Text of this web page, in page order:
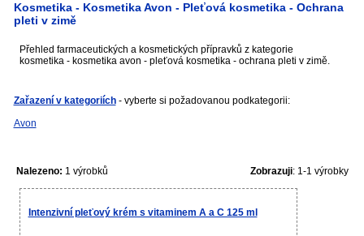
Kosmetika - Kosmetika Avon - Pleťová kosmetika - Ochrana
pleti v zimě
Přehled farmaceutických a kosmetických přípravků z kategorie
kosmetika - kosmetika avon - pleťová kosmetika - ochrana pleti v zimě.
Zařazení v kategoriích - vyberte si požadovanou podkategorii:
Avon
Nalezeno: 1 výrobků Zobrazuji: 1-1 výrobky
Intenzivní pleťový krém s vitaminem A a C 125 ml